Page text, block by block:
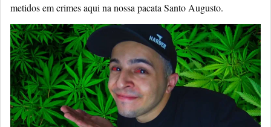
metidos em crimes aqui na nossa pacata Santo Augusto.